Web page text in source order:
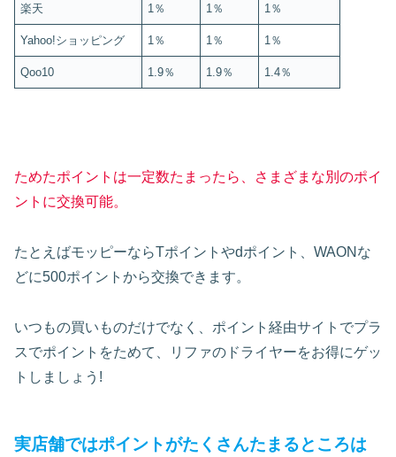
楽天 1％ 1％ 1％
Yahoo!ショッピング 1％ 1％ 1％
Qoo10 1.9％ 1.9％ 1.4％
ためたポイントは一定数たまったら、さまざまな別のポイ
ントに交換可能。
たとえばモッピーならTポイントやdポイント、WAONな
どに500ポイントから交換できます。
いつもの買いものだけでなく、ポイント経由サイトでプラ
スでポイントをためて、リファのドライヤーをお得にゲッ
トしましょう!
実店舗ではポイントがたくさんたまるところは